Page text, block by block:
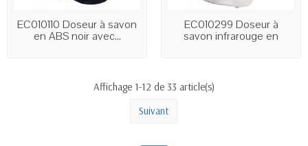
EC010110 Doseur à savon
en ABS noir avec...
EC010299 Doseur à
savon infrarouge en
Affichage 1-12 de 33 article(s)
Suivant